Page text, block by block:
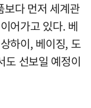
보다 먼저 세계관
어가고 있다. 베
하이, 베이징, 도
도 선보일 예정이